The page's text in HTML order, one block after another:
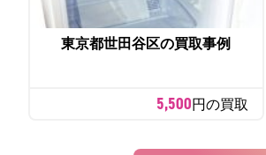
東京都世田谷区の買取事例
5,500円の買取